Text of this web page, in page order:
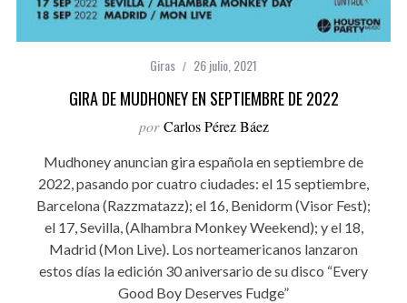
Giras 26 julio, 2021
GIRA DE MUDHONEY EN SEPTIEMBRE DE 2022
por Carlos Pérez Báez
Mudhoney anuncian gira española en septiembre de
2022, pasando por cuatro ciudades: el 15 septiembre,
Barcelona (Razzmatazz); el 16, Benidorm (Visor Fest);
el 17, Sevilla, (Alhambra Monkey Weekend); y el 18,
Madrid (Mon Live). Los norteamericanos lanzaron
estos días la edición 30 aniversario de su disco “Every
Good Boy Deserves Fudge”